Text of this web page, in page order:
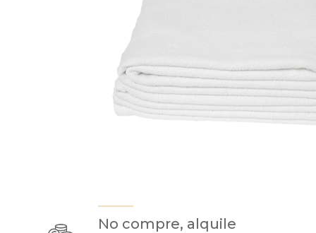
No compre, alquile